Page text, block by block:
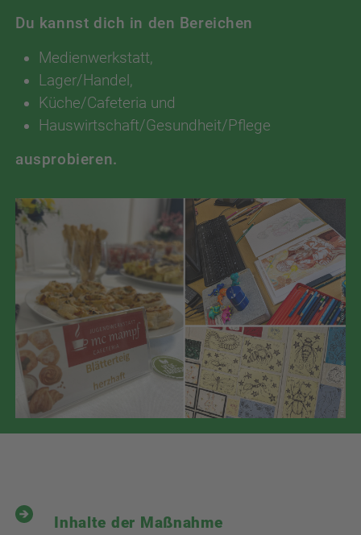
Du kannst dich in den Bereichen
Medienwerkstatt,
Lager/Handel,
Küche/Cafeteria und
Hauswirtschaft/Gesundheit/Pflege
ausprobieren.
Inhalte der Maßnahme